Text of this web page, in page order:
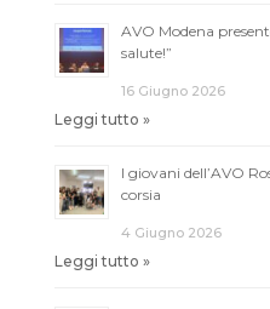
AVO Modena
salute!”
16 Giugno 2026
Leggi tutto »
I giovani dell’AVO
corsia
4 Giugno 2026
Leggi tutto »